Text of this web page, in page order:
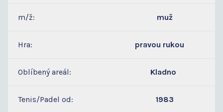
m/ž: muž
Hra: pravou rukou
Oblíbený areál: Kladno
Tenis/Padel od: 1983